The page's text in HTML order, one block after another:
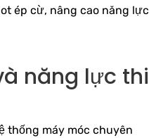
ép cừ, nâng cao năng lực
năng lực thi
thống máy móc chuyên